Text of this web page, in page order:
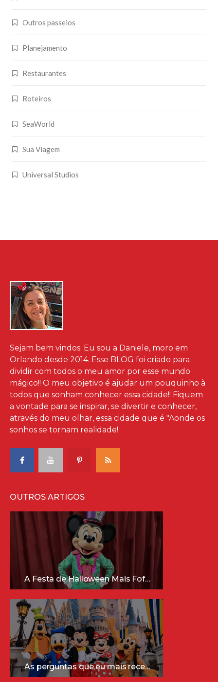
Outros passeios
Planejamento
Restaurantes
Roteiros
SeaWorld
Sua Viagem
Universal Studios
Sejam bem vindos. Eu sou a Daniele, moro em
Orlando desde 2014. Esse BLOG foi criado para
dividir com todos o meu amor por esse mundo
mágico!! O meu objetivo é ajudar um pouquinho à
todos que sonham conhecer essa cidade!! Fiquem
a vontade para se inspirar, se divertir e conhecer,
através do meu olhar, essa cidade que é "Aonde os
sonhos se tornam realidade!
OUTROS ARTIGOS
A Festa de Halloween Mais Fofa da Disney Está Chegando!
As perguntas que eu mais recebo sobre a Disney (e as respostas mais sinceras!)